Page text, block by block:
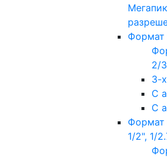
Формат
2/
3-
С
С
Формат
1/2", 1/